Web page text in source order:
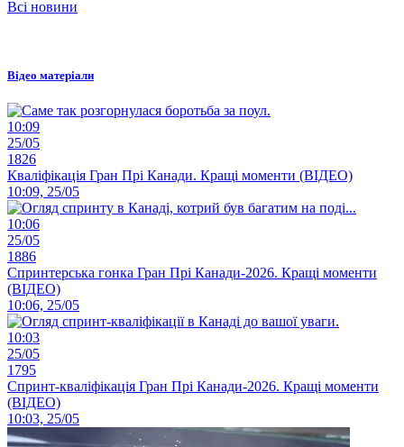
Всі новини
Відео матеріали
10:09
25/05
1826
Кваліфікація Гран Прі Канади. Кращі моменти (ВІДЕО)
10:09, 25/05
10:06
25/05
1886
Спринтерська гонка Гран Прі Канади-2026. Кращі моменти
(ВІДЕО)
10:06, 25/05
10:03
25/05
1795
Спринт-кваліфікація Гран Прі Канади-2026. Кращі моменти
(ВІДЕО)
10:03, 25/05